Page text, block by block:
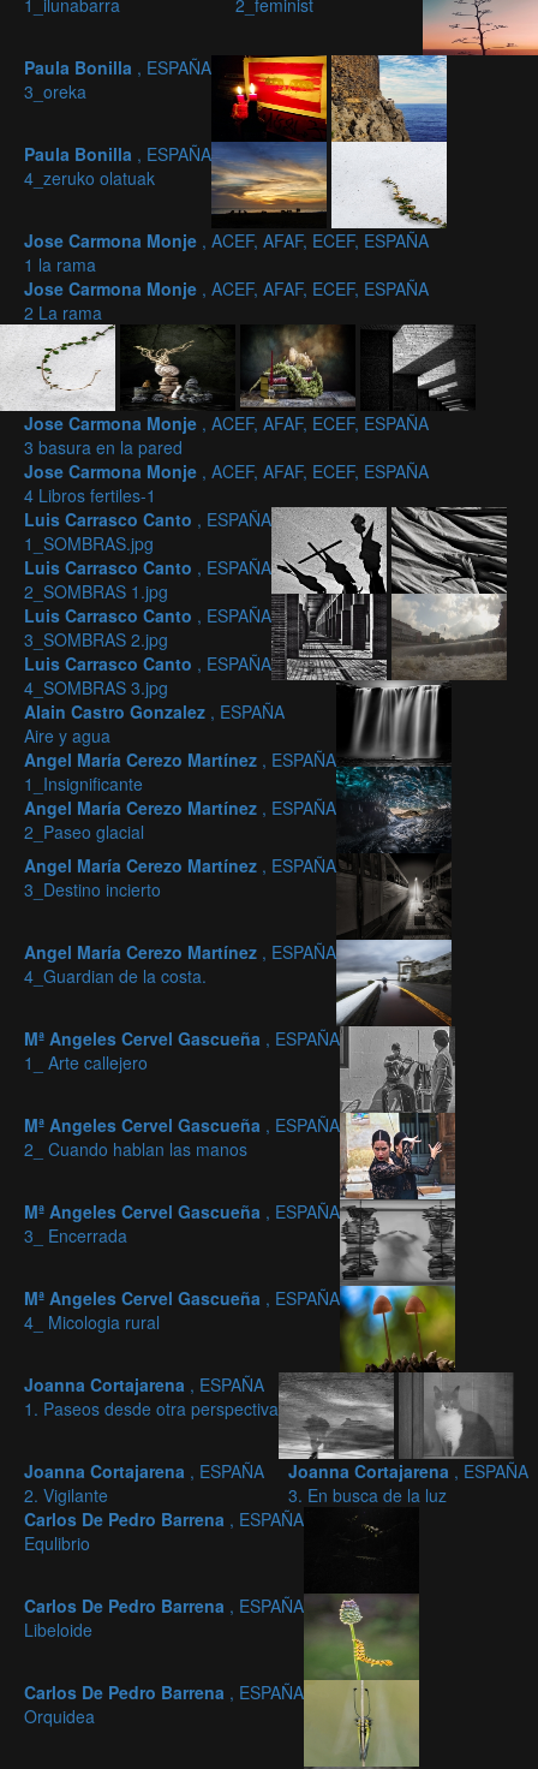
1_ilunabarra 2_feminist
Paula Bonilla , ESPAÑA
3_oreka
Paula Bonilla , ESPAÑA
4_zeruko olatuak
Jose Carmona Monje , ACEF, AFAF, ECEF, ESPAÑA
1 la rama
Jose Carmona Monje , ACEF, AFAF, ECEF, ESPAÑA
2 La rama
Jose Carmona Monje , ACEF, AFAF, ECEF, ESPAÑA
3 basura en la pared
Jose Carmona Monje , ACEF, AFAF, ECEF, ESPAÑA
4 Libros fertiles-1
Luis Carrasco Canto , ESPAÑA
1_SOMBRAS.jpg
Luis Carrasco Canto , ESPAÑA
2_SOMBRAS 1.jpg
Luis Carrasco Canto , ESPAÑA
3_SOMBRAS 2.jpg
Luis Carrasco Canto , ESPAÑA
4_SOMBRAS 3.jpg
Alain Castro Gonzalez , ESPAÑA
Aire y agua
Angel María Cerezo Martínez , ESPAÑA
1_Insignificante
Angel María Cerezo Martínez , ESPAÑA
2_Paseo glacial
Angel María Cerezo Martínez , ESPAÑA
3_Destino incierto
Angel María Cerezo Martínez , ESPAÑA
4_Guardian de la costa.
Mª Angeles Cervel Gascueña , ESPAÑA
1_ Arte callejero
Mª Angeles Cervel Gascueña , ESPAÑA
2_ Cuando hablan las manos
Mª Angeles Cervel Gascueña , ESPAÑA
3_ Encerrada
Mª Angeles Cervel Gascueña , ESPAÑA
4_ Micologia rural
Joanna Cortajarena , ESPAÑA
1. Paseos desde otra perspectiva
Joanna Cortajarena , ESPAÑA
2. Vigilante
Joanna Cortajarena , ESPAÑA
3. En busca de la luz
Carlos De Pedro Barrena , ESPAÑA
Equlibrio
Carlos De Pedro Barrena , ESPAÑA
Libeloide
Carlos De Pedro Barrena , ESPAÑA
Orquidea